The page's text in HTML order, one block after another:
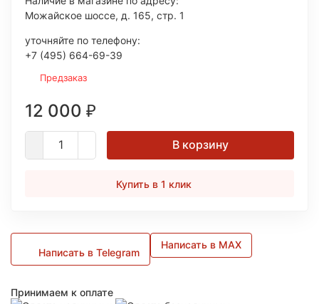
Можайское шоссе, д. 165, стр. 1
уточняйте по телефону:
+7 (495) 664-69-39
Предзаказ
12 000 ₽
В корзину
Купить в 1 клик
Написать в Telegram
Написать в MAX
Принимаем к оплате